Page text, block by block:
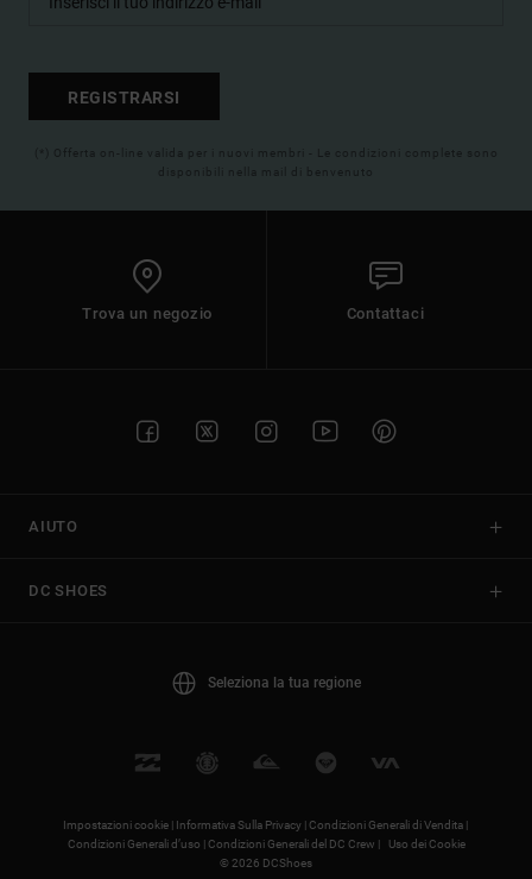
REGISTRARSI
(*) Offerta on-line valida per i nuovi membri - Le condizioni complete sono
disponibili nella mail di benvenuto
Trova un negozio Contattaci
AIUTO
DC SHOES
Seleziona la tua regione
Impostazioni cookie | Informativa Sulla Privacy |Condizioni Generali di Vendita |
Condizioni Generali d’uso |Condizioni Generali del DC Crew |
Uso dei Cookie
© 2026 DCShoes